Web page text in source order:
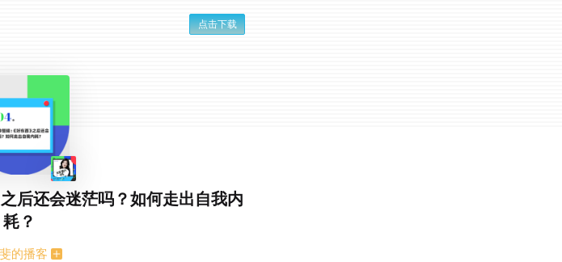
点击下载
后还会迷茫吗？如何走出自我内
耗？
的播客